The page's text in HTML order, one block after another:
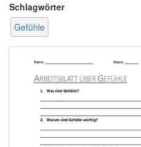
Schlagwörter
Gefühle